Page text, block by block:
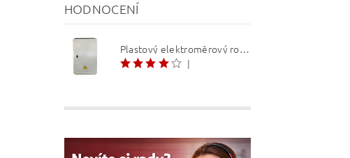
HODNOCENÍ
Plastový elektroměrový rozvaděč ER 212 NVP7P 40A QM (3f 1/2 S) 1bod. (O3/4)
|